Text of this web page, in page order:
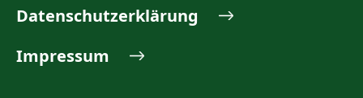
Datenschutzerklärung
Impressum